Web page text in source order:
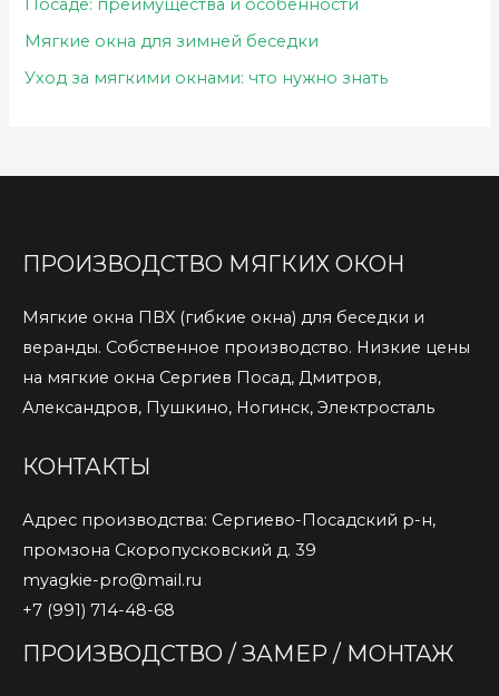
Посаде: преимущества и особенности
Мягкие окна для зимней беседки
Уход за мягкими окнами: что нужно знать
ПРОИЗВОДСТВО МЯГКИХ ОКОН
Мягкие окна ПВХ (гибкие окна) для беседки и
веранды. Собственное производство. Низкие цены
на мягкие окна Сергиев Посад, Дмитров,
Александров, Пушкино, Ногинск, Электросталь
КОНТАКТЫ
Адрес производства: Сергиево-Посадский р-н,
промзона Скоропусковский д. 39
myagkie-pro@mail.ru
+7 (991) 714-48-68
ПРОИЗВОДСТВО / ЗАМЕР / МОНТАЖ